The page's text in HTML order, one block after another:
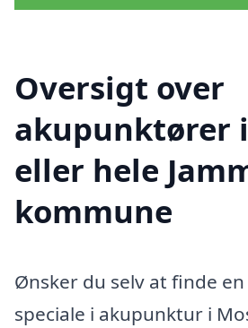
Oversigt over
akupunktører
eller hele
kommune
Ønsker du selv at finde
speciale i akupunktur i